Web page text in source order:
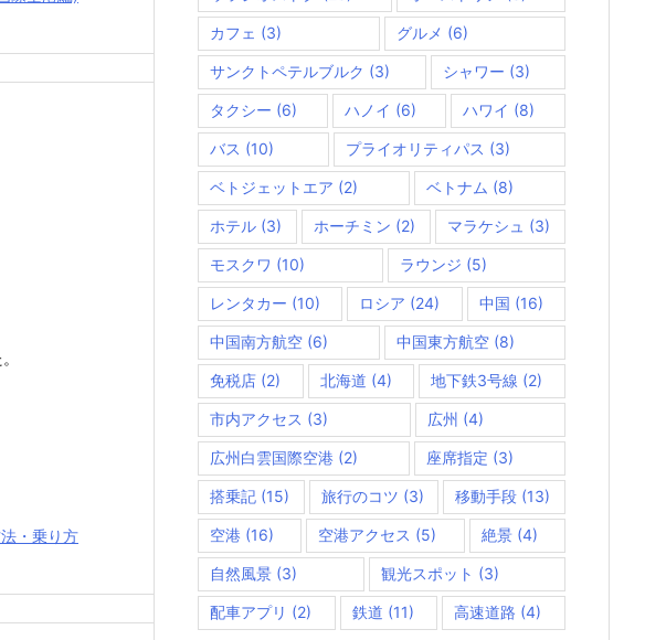
・乗り方
カフェ (3) グルメ (6)
サンクトペテルブルク (3) シャワー (3)
タクシー (6) ハノイ (6) ハワイ (8)
バス (10) プライオリティパス (3)
ベトジェットエア (2) ベトナム (8)
ホテル (3) ホーチミン (2) マラケシュ (3)
モスクワ (10) ラウンジ (5)
レンタカー (10) ロシア (24) 中国 (16)
中国南方航空 (6) 中国東方航空(8)
免税店 (2) 北海道 (4) 地下鉄3号線 (2)
市内アクセス (3) 広州 (4)
広州白雲国際空港 (2) 座席指定 (3)
搭乗記 (15) 旅行のコツ (3) 移動手段 (13)
空港 (16) 空港アクセス (5) 絶景(4)
自然風景 (3) 観光スポット (3)
配車アプリ (2) 鉄道 (11) 高速道路 (4)